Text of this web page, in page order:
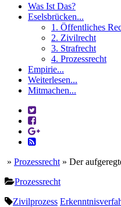
Was Ist Das?
Eselsbrücken...
1. Öffentliches
2. Zivilrecht
3. Strafrecht
4. Prozessrecht
Empirie...
Weiterlesen...
Mitmachen...
» Prozessrecht » Der
Prozessrecht
Zivilprozess